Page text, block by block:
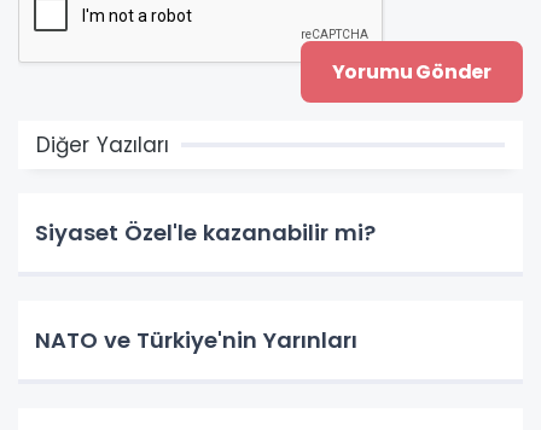
Diğer Yazıları
Siyaset Özel'le kazanabilir mi?
NATO ve Türkiye'nin Yarınları